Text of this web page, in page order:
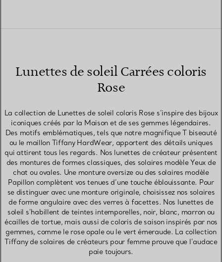
Lunettes de soleil Carrées coloris
Rose
La collection de Lunettes de soleil coloris Rose s’inspire des bijoux
iconiques créés par la Maison et de ses gemmes légendaires.
Des motifs emblématiques, tels que notre magnifique T biseauté
ou le maillon Tiffany HardWear, apportent des détails uniques
qui attirent tous les regards. Nos lunettes de créateur présentent
des montures de formes classiques, des solaires modèle Yeux de
chat ou ovales. Une monture oversize ou des solaires modèle
Papillon complètent vos tenues d’une touche éblouissante. Pour
se distinguer avec une monture originale, choisissez nos solaires
de forme angulaire avec des verres à facettes. Nos lunettes de
soleil s’habillent de teintes intemporelles, noir, blanc, marron ou
écailles de tortue, mais aussi de coloris de saison inspirés par nos
gemmes, comme le rose opale ou le vert émeraude. La collection
Tiffany de solaires de créateurs pour femme prouve que l’audace
paie toujours.